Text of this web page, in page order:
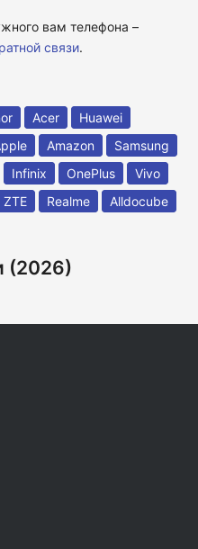
вам телефона –
связи.
Acer
Huawei
Amazon
Samsung
Infinix OnePlus
Vivo
ZTE Realme
Alldocube
(2026)